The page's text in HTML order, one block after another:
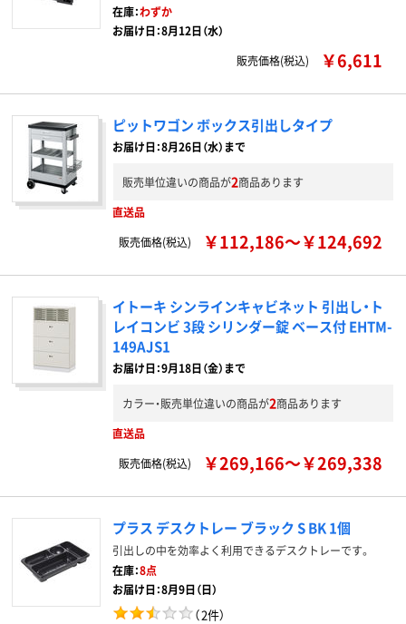
在庫：わずか
お届け日：8月12日（水）
販売価格(税込)
￥6,611
ピットワゴン ボックス引出しタイプ
お届け日：8月26日（水）まで
販売単位違いの商品が2商品あります
直送品
販売価格(税込)
￥112,186～￥124,692
イトーキ シンラインキャビネット 引出し・ト
レイコンビ 3段 シリンダー錠 ベース付 EHTM-
149AJS1
お届け日：9月18日（金）まで
カラー・販売単位違いの商品が2商品あります
直送品
販売価格(税込)
￥269,166～￥269,338
プラス デスクトレー ブラック S BK 1個
引出しの中を効率よく利用できるデスクトレーです。
在庫：8点
お届け日：8月9日（日）
（2件）